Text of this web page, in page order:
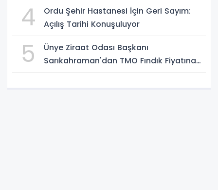
4
Ordu Şehir Hastanesi İçin Geri Sayım:
Açılış Tarihi Konuşuluyor
5
Ünye Ziraat Odası Başkanı
Sarıkahraman'dan TMO Fındık Fiyatına